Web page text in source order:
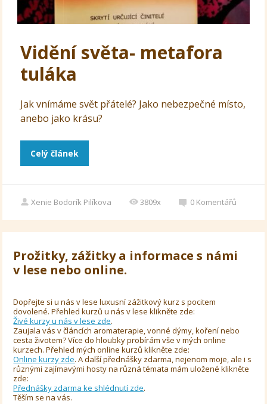
Vidění světa- metafora
tuláka
Jak vnímáme svět přátelé? Jako nebezpečné místo,
anebo jako krásu?
Celý článek
Xenie Bodorík Pilíkova 3809x 0 Komentářů
Prožitky, zážitky a informace s námi
v lese nebo online.
Dopřejte si u nás v lese luxusní zážitkový kurz s pocitem
dovolené. Přehled kurzů u nás v lese klikněte zde:
Živé kurzy u nás v lese zde.
Zaujala vás v článcích aromaterapie, vonné dýmy, koření nebo
cesta životem? Více do hloubky probírám vše v mých online
kurzech. Přehled mých online kurzů klikněte zde:
Online kurzy zde. A další přednášky zdarma, nejenom moje, ale i s
různými zajímavými hosty na různá témata mám uložené klikněte
zde:
Přednášky zdarma ke shlédnutí zde.
Těším se na vás.